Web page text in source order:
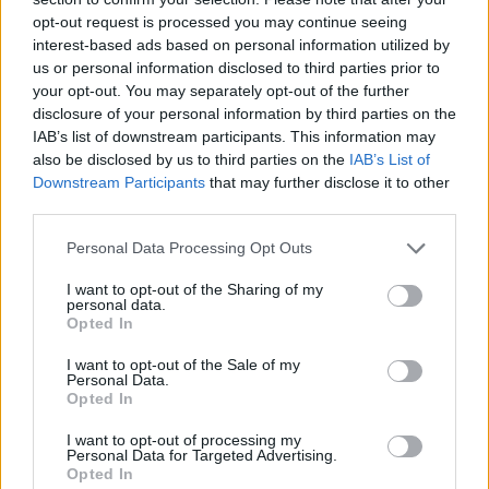
opt-out request is processed you may continue seeing
interest-based ads based on personal information utilized by
us or personal information disclosed to third parties prior to
your opt-out. You may separately opt-out of the further
disclosure of your personal information by third parties on the
IAB’s list of downstream participants. This information may
also be disclosed by us to third parties on the IAB’s List of
Downstream Participants that may further disclose it to other
Please note that this website/app uses one or more Google
not limited to your visit or usage behaviour. You may click to
grant or deny consent to Google and its third-party tags to
use your data for below specified purposes in below Google
consent section.
Personal Data Processing Opt Outs
I want to opt-out of the Sharing of my
personal data.
Opted In
I want to opt-out of the Sale of my
Personal Data.
Opted In
I want to opt-out of processing my
Personal Data for Targeted Advertising.
Opted In
μέσα ενίσχυσης της απόδοσης και της διαχείρισης πληροφοριών
στο επαγγελματικό περιβάλλον.
Σε επίπεδο δεξιοτήτων:
✔️Εφαρμόζουν τεχνολογικά εργαλεία Τεχνητής Νοημοσύνης για τη
βελτιστοποίηση της παραγωγικότητας και της διαχείρισης
εργασιακών διαδικασιών.
✔️ Αναπτύσσουν και προσαρμόζουν ψηφιακό περιεχόμενο για
πληροφοριών, προσαρμόζοντας το μήνυμα στις ανάγκες του
✔️ Σχεδιάζουν και αξιοποιούν διαγράμματα, γραφικές
αναπαραστάσεις και infographics, για την αποδοτική οπτικοποίηση
✔️ Χειρίζονται σύγχρονα ψηφιακά εργαλεία επικοινωνίας και
συνεργασίας, ενισχύοντας την αποδοτική ανταλλαγή πληροφοριών
Σε επίπεδο ικανοτήτων: